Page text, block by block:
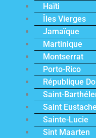
Haïti
Îles Vierges
Jamaïque
Martinique
Montserrat
Porto-Rico
République
Saint-
Saint Eustache
Sainte-Lucie
Sint Maarten